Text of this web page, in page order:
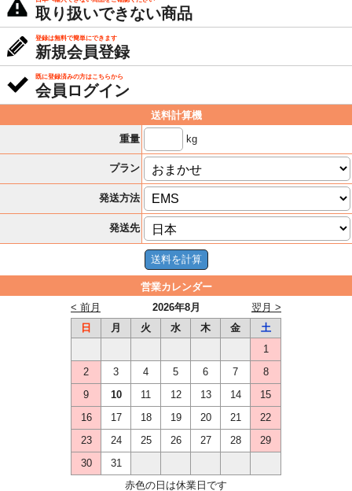
取り扱いできない商品
登録は無料で簡単にできます
新規会員登録
既に登録済みの方はこちらから
会員ログイン
送料計算機
重量
kg
プラン
発送方法
発送先
営業カレンダー
2026年8月
< 前月
翌月 >
日
月 火 水 木 金
土
1
2
3 4 5 6 7
8
9
10 11 12 13 14
15
16
17 18 19 20 21
22
23
24 25 26 27 28
29
30
31
赤色の日は休業日です